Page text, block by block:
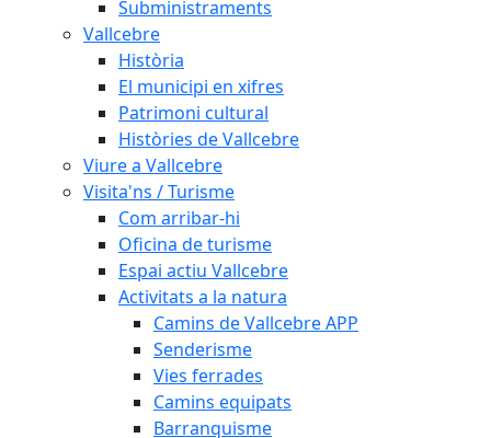
Subministraments
Vallcebre
Història
El municipi en xifres
Patrimoni cultural
Històries de Vallcebre
Viure a Vallcebre
Visita'ns / Turisme
Com arribar-hi
Oficina de turisme
Espai actiu Vallcebre
Activitats a la natura
Camins de Vallcebre APP
Senderisme
Vies ferrades
Camins equipats
Barranquisme